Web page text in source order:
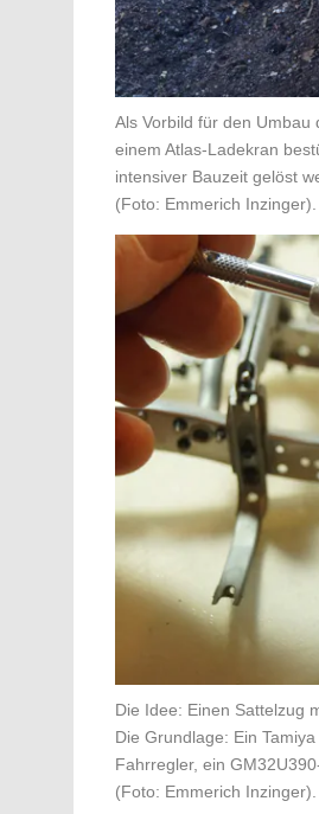
Als Vorbild für den
einem Atlas-Ladekran
intensiver Bauzeit gelöst
(Foto: Emmerich Inzinger).
Die Idee: Einen Sattelzug
Die Grundlage: Ein
Fahrregler, ein
(Foto: Emmerich Inzinger).